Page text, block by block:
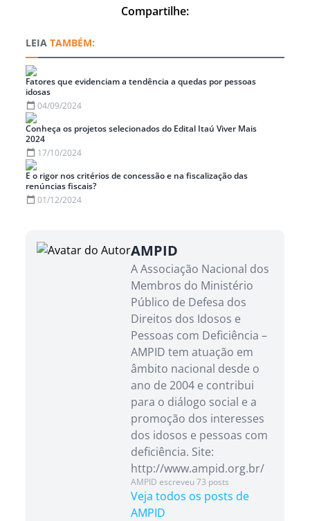
Compartilhe:
TAMBÉM:
Fatores que evidenciam a tendência a quedas por pessoas
idosas
04/09/2024
Conheça os projetos selecionados do Edital Itaú Viver Mais
2024
17/10/2024
E o rigor nos critérios de concessão e na fiscalização das
renúncias fiscais?
01/12/2024
AMPID
A Associação Nacional dos
Membros do Ministério
Público de Defesa dos
Direitos dos Idosos e
Pessoas com Deficiência –
AMPID tem atuação em
âmbito nacional desde o
ano de 2004 e contribui
para o diálogo social e a
promoção dos interesses
dos idosos e pessoas com
deficiência. Site:
http://www.ampid.org.br/
AMPID escreveu 73 posts
Veja todos os posts de
AMPID